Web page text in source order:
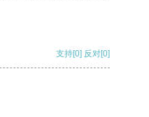
支持[0] 反对[0]